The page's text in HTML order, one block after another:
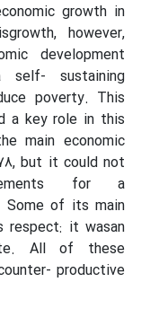
growth in
however,
development
sustaining
poverty. This
a key role in this
main economic
but it could not
for a
Some of its main
respect: it wasan
All of these
productive